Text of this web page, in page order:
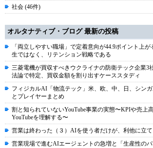
社会 (46件)
オルタナティブ・ブログ 最新の投稿
「両立しやすい職場」で定着意向が44.9ポイント上
生ではなく、リテンション戦略である
三菱電機が買収すべきウクライナの防衛テック企業
法論で特定、買収金額を割り出すケーススタディ
フィジカルAI「物流テック」米、欧、中、日、シン
とプレイヤーまとめ
割と知られていないYouTube事業の実態〜KPIや売上
YouTubeを理解する〜
営業は終わった（３）AIを使う者だけが、利他に立
営業現場で進むAIエージェントの急増と「生産性の